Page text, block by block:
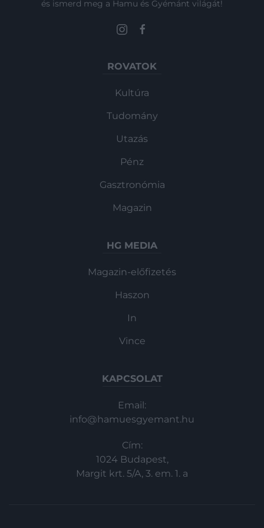
és ismerd meg a Hamu és Gyémánt világát!
ROVATOK
Kultúra
Tudomány
Utazás
Pénz
Gasztronómia
Magazin
HG MEDIA
Magazin-előfizetés
Haszon
In
Vince
KAPCSOLAT
Email:
info@hamuesgyemant.hu
Cím:
1024 Budapest,
Margit krt. 5/A, 3. em. 1. a